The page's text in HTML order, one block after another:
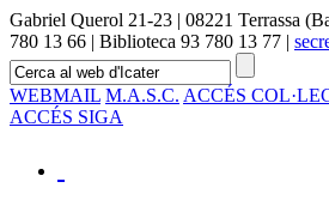
Gabriel Querol 21-23 | 08221 Terrassa
780 13 66 | Biblioteca 93 780 13 77 |
WEBMAIL M.A.S.C. ACCÉS
ACCÉS SIGA